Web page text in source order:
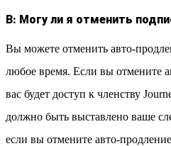
В: Могу ли я отменить
Вы можете отменить авто-
любое время. Если вы отмените
вас будет доступ к членству
должно быть выставлено ваше
если вы отмените авто-